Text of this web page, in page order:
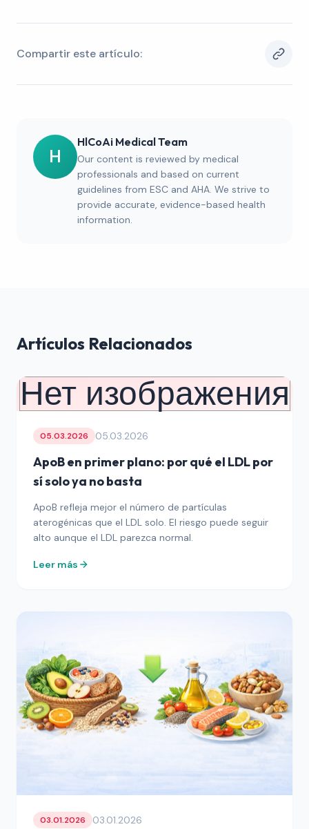
Compartir este artículo:
H
HlCoAi Medical Team
Our content is reviewed by medical
professionals and based on current
guidelines from ESC and AHA. We strive to
provide accurate, evidence-based health
information.
Artículos Relacionados
Нет изображения
05.03.2026 05.03.2026
ApoB en primer plano: por qué el LDL por
sí solo ya no basta
ApoB refleja mejor el número de partículas
aterogénicas que el LDL solo. El riesgo puede seguir
alto aunque el LDL parezca normal.
Leer más
03.01.2026 03.01.2026